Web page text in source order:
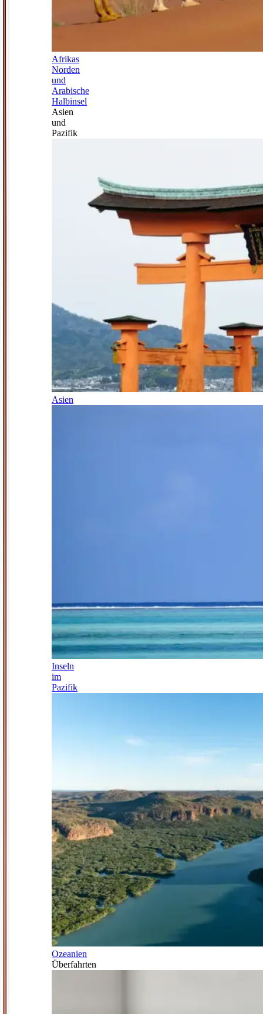
Afrikas
Norden
und
Arabische
Halbinsel
Asien
und
Pazifik
Asien
Inseln
im
Pazifik
Ozeanien
Überfahrten